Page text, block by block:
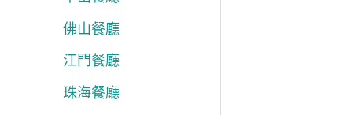
佛山餐廳
江門餐廳
珠海餐廳